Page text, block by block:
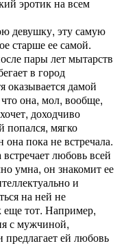
девушку, эту самую
старше ее самой.
пары лет мытарств
в город
оказывается дамой
она, мол, вообще,
доходчиво
попался, мягко
пока не встречала.
любовь всей
умна, он знакомит ее
и
на ней не
еще тот. Например,
с мужчиной,
ей любовь